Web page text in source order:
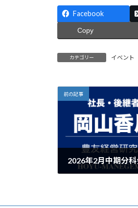
Facebook
Copy
カテゴリー イベント
前の記事
2026年2月中期分